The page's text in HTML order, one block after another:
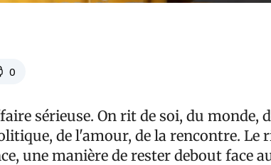
0
sérieuse. On rit de soi, du monde,
de l'amour, de la rencontre. Le
une manière de rester debout face